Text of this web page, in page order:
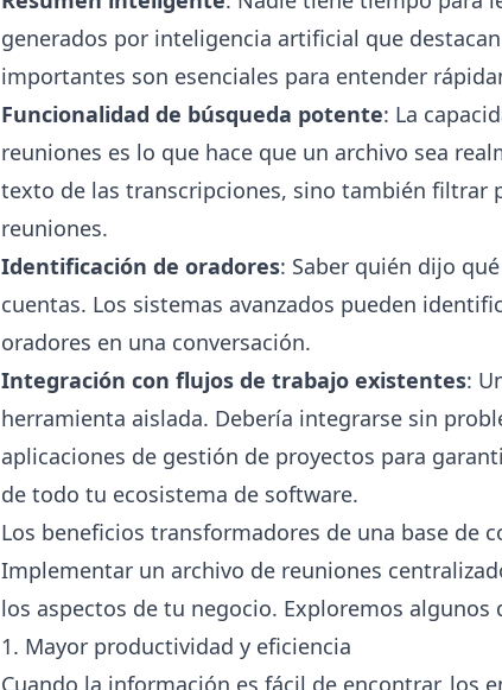
generados por inteligencia artificial que
importantes son esenciales para entender
Funcionalidad de búsqueda potente: La
reuniones es lo que hace que un archivo sea
texto de las transcripciones, sino también filtrar
reuniones.
Identificación de oradores: Saber quién dijo
cuentas. Los sistemas avanzados pueden
oradores en una conversación.
Integración con flujos de trabajo existentes:
herramienta aislada. Debería integrarse sin
aplicaciones de gestión de proyectos para
de todo tu ecosistema de software.
Los beneficios transformadores de una base de
Implementar un archivo de reuniones
los aspectos de tu negocio. Exploremos algunos
1. Mayor productividad y eficiencia
Cuando la información es fácil de encontrar, los